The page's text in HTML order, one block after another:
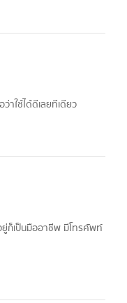
าใช้ได้ดีเลยทีเดียว
ยู่ก็เป็นมืออาชีพ มีโทรศัพท์